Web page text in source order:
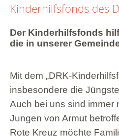
Kinderhilfsfonds des
Der Kinderhilfsfonds
die in unserer
Mit dem „DRK-
insbesondere die
Auch bei uns sind immer
Jungen von Armut
Rote Kreuz möchte